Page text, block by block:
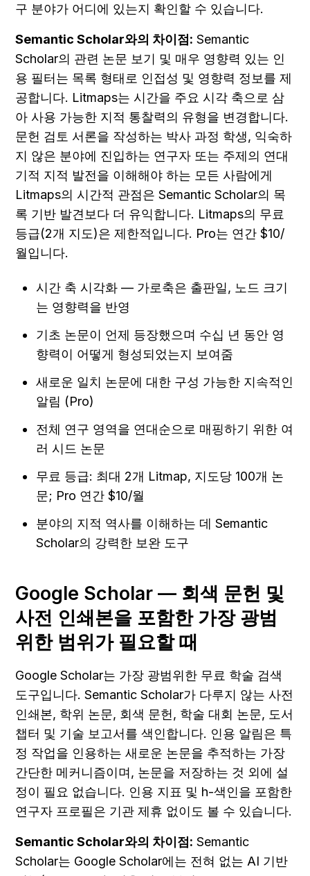
구 분야가 어디에 있는지 확인할 수 있습니다.
Semantic Scholar와의 차이점: Semantic
Scholar의 관련 논문 보기 및 매우 영향력 있는 인
용 필터는 목록 형태로 인접성 및 영향력 정보를 제
공합니다. Litmaps는 시간을 주요 시각 축으로 삼
아 사용 가능한 지적 통찰력의 유형을 변경합니다.
문헌 검토 서론을 작성하는 박사 과정 학생, 익숙하
지 않은 분야에 진입하는 연구자 또는 주제의 연대
기적 지적 발전을 이해해야 하는 모든 사람에게
Litmaps의 시간적 관점은 Semantic Scholar의 목
록 기반 발견보다 더 유익합니다. Litmaps의 무료
등급(2개 지도)은 제한적입니다. Pro는 연간 $10/
월입니다.
시간 축 시각화 — 가로축은 출판일, 노드 크기
는 영향력을 반영
기초 논문이 언제 등장했으며 수십 년 동안 영
향력이 어떻게 형성되었는지 보여줌
새로운 일치 논문에 대한 구성 가능한 지속적인
알림 (Pro)
전체 연구 영역을 연대순으로 매핑하기 위한 여
러 시드 논문
무료 등급: 최대 2개 Litmap, 지도당 100개 논
문; Pro 연간 $10/월
분야의 지적 역사를 이해하는 데 Semantic
Scholar의 강력한 보완 도구
Google Scholar — 회색 문헌 및
사전 인쇄본을 포함한 가장 광범
위한 범위가 필요할 때
Google Scholar는 가장 광범위한 무료 학술 검색
도구입니다. Semantic Scholar가 다루지 않는 사전
인쇄본, 학위 논문, 회색 문헌, 학술 대회 논문, 도서
챕터 및 기술 보고서를 색인합니다. 인용 알림은 특
정 작업을 인용하는 새로운 논문을 추적하는 가장
간단한 메커니즘이며, 논문을 저장하는 것 외에 설
정이 필요 없습니다. 인용 지표 및 h-색인을 포함한
연구자 프로필은 기관 제휴 없이도 볼 수 있습니다.
Semantic Scholar와의 차이점: Semantic
Scholar는 Google Scholar에는 전혀 없는 AI 기반